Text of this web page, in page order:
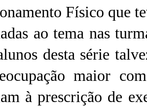
Físico que
ao tema nas
desta série
maior
à prescrição de